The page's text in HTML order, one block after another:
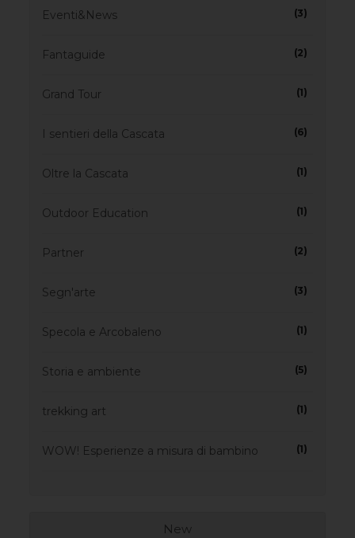
Eventi&News (3)
Fantaguide (2)
Grand Tour (1)
I sentieri della Cascata (6)
Oltre la Cascata (1)
Outdoor Education (1)
Partner (2)
Segn'arte (3)
Specola e Arcobaleno (1)
Storia e ambiente (5)
trekking art (1)
WOW! Esperienze a misura di bambino (1)
New